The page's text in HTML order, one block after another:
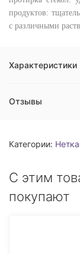
продуктов:
с различными
Характеристики
Отзывы
Категории:
C этим
покупают